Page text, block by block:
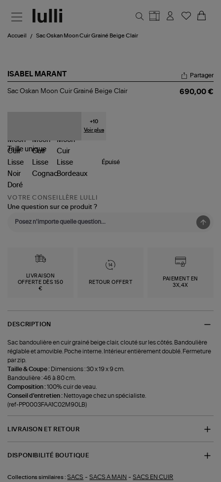
Accueil Sac Oskan Moon Cuir Grainé Beige Clair
ISABEL MARANT
Sac
Partager
Sac Oskan Moon Cuir Grainé Beige Clair 690,00 €
+10
Voir plus
Taille unique
Épuisé
VOTRE CONSEILLÈRE LULLI
Une question sur ce produit ?
LIVRAISON
OFFERTE DÈS 150
€
RETOUR OFFERT
PAIEMENT EN
3X,4X
DESCRIPTION
Sac bandoulière en cuir grainé beige clair, clouté sur les côtés. Bandoulière
réglable et amovible. Poche interne. Intérieur entièrement doublé. Fermeture
par zip.
Taille & Coupe : Dimensions : 30 x 19 x 9 cm.
Bandoulière : 46 à 80 cm.
Composition :100% cuir de veau.
Conseil d'entretien : Nettoyage chez un spécialiste.
(ref-PP0003FAA1C02M90LB)
LIVRAISON ET RETOUR
DISPONIBILITÉ BOUTIQUE
Collections similaires : SACS -SACS A MAIN -SACS EN CUIR